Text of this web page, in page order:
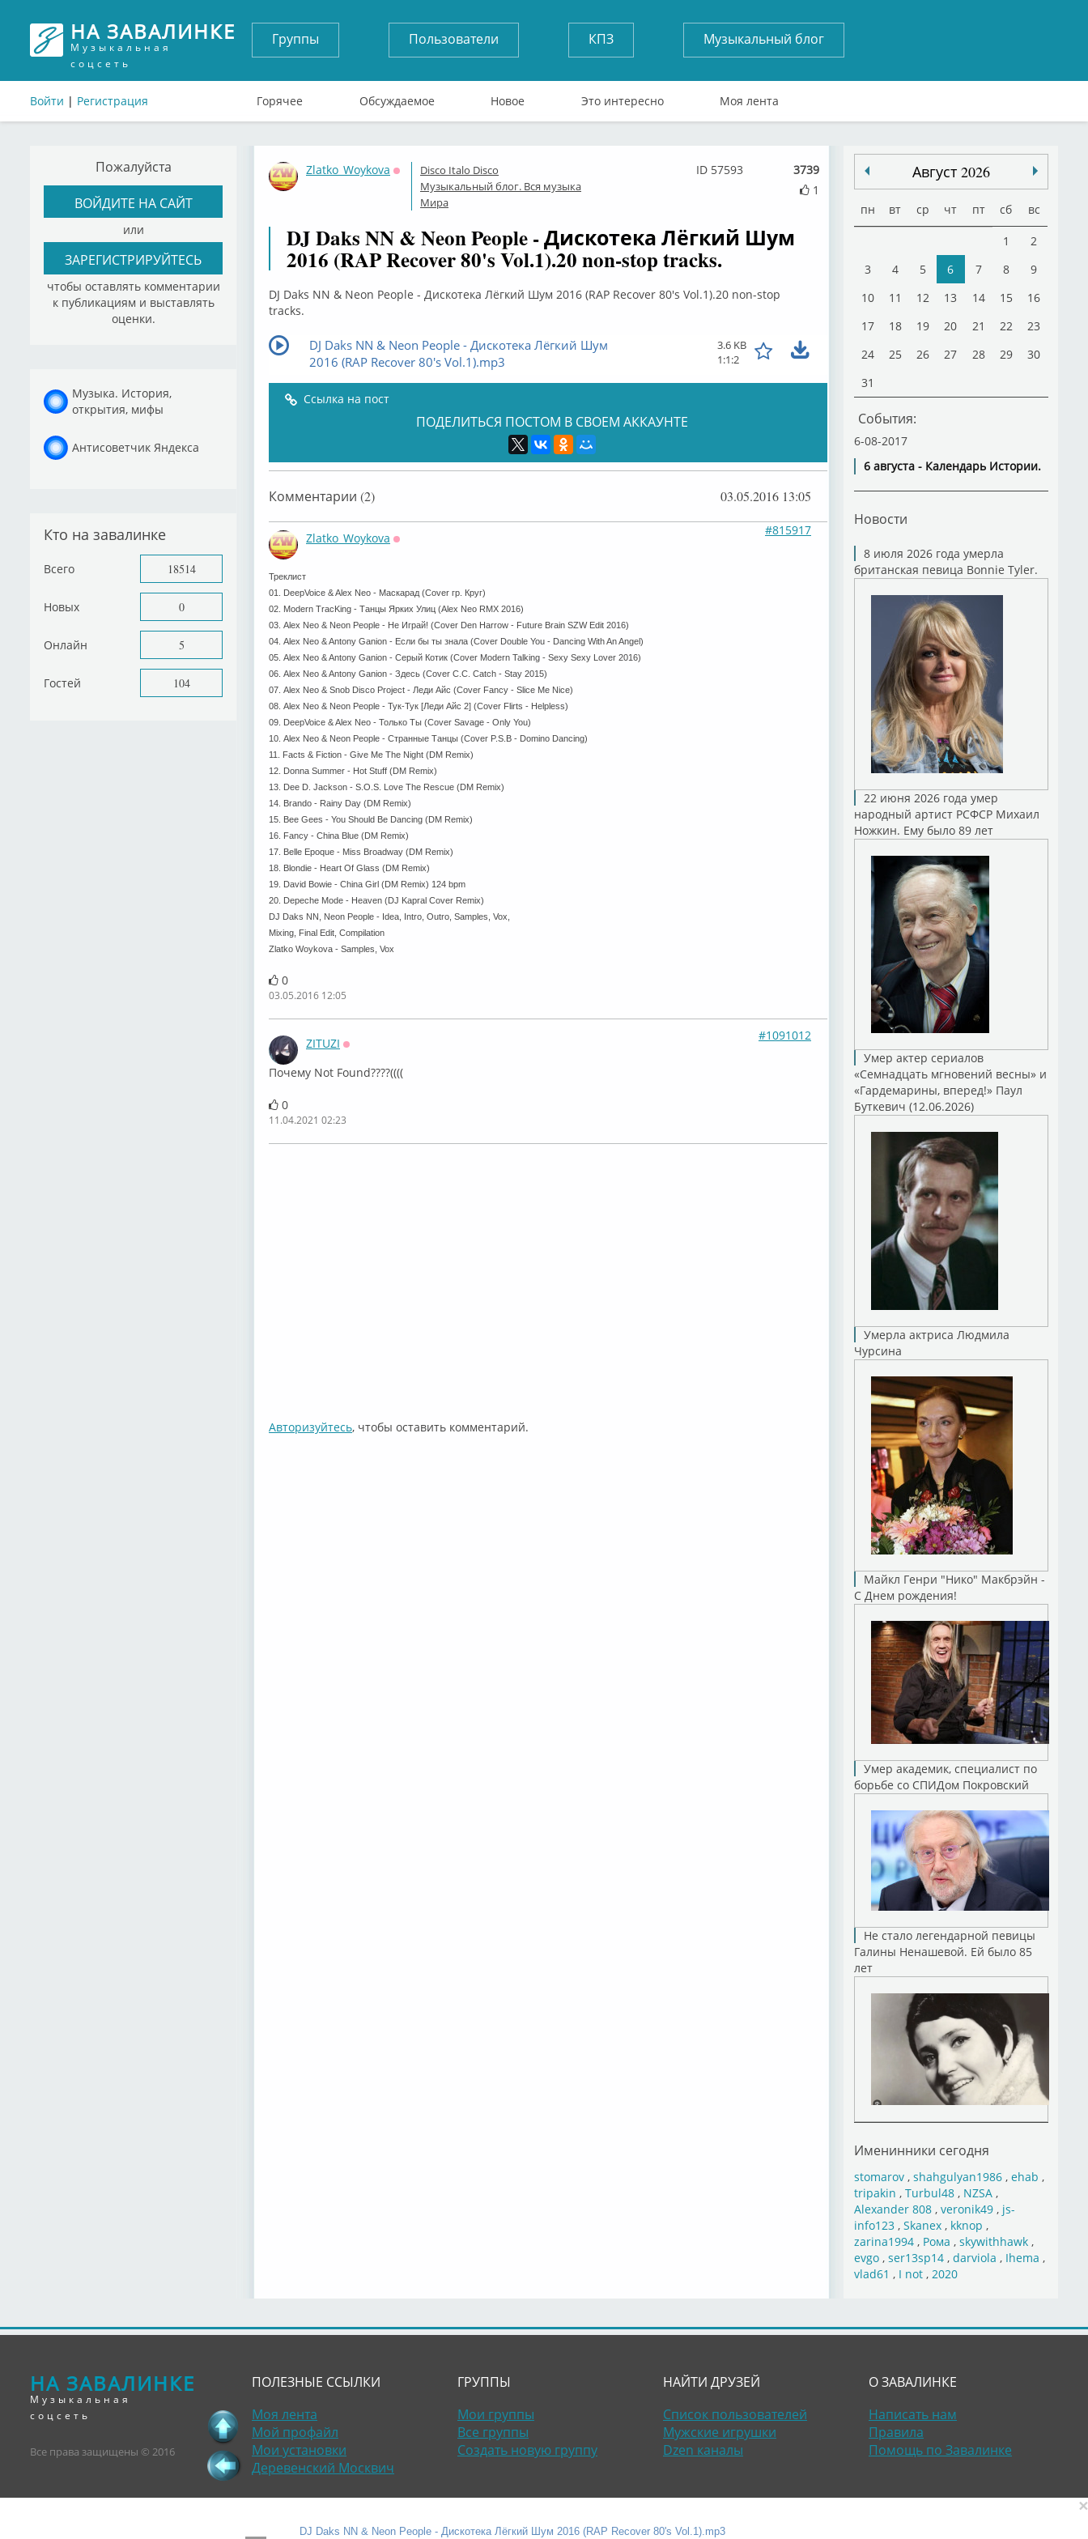
НА ЗАВАЛИНКЕ
Музыкальная
соцсеть
Войти | Регистрация
Группы Пользователи КПЗ Музыкальный блог
Горячее Обсуждаемое Новое Это интересно Моя лента
Пожалуйста
ВОЙДИТЕ НА САЙТ
или
ЗАРЕГИСТРИРУЙТЕСЬ
чтобы оставлять комментарии
к публикациям и выставлять
оценки.
Музыка. История,
открытия, мифы
Антисоветчик Яндекса
Кто на завалинке
Всего 18514
Новых 0
Онлайн 5
Гостей 104
Zlatko_Woykova
Оффлайн
Disco Italo Disco
Музыкальный блог. Вся музыка
Мира
3739
1
ID 57593
DJ Daks NN & Neon People - Дискотека Лёгкий Шум
2016 (RAP Recover 80's Vol.1).20 non-stop tracks.
DJ Daks NN & Neon People - Дискотека Лёгкий Шум 2016 (RAP Recover 80's Vol.1).20 non-stop
tracks.
DJ Daks NN & Neon People - Дискотека Лёгкий Шум
2016 (RAP Recover 80's Vol.1).mp3
3.6 KB
1:1:2
Ссылка на пост
ПОДЕЛИТЬСЯ ПОСТОМ В СВОЕМ АККАУНТЕ
Комментарии (2) 03.05.2016 13:05
Zlatko_Woykova
#815917
Треклист
01. DeepVoice & Alex Neo - Маскарад (Cover гр. Круг)
02. Modern TracKing - Танцы Ярких Улиц (Alex Neo RMX 2016)
03. Alex Neo & Neon People - Не Играй! (Cover Den Harrow - Future Brain SZW Edit 2016)
04. Alex Neo & Antony Ganion - Если бы ты знала (Cover Double You - Dancing With An Angel)
05. Alex Neo & Antony Ganion - Серый Котик (Cover Modern Talking - Sexy Sexy Lover 2016)
06. Alex Neo & Antony Ganion - Здесь (Cover C.C. Catch - Stay 2015)
07. Alex Neo & Snob Disco Project - Леди Айс (Cover Fancy - Slice Me Nice)
08. Alex Neo & Neon People - Тук-Тук [Леди Aйс 2] (Cover Flirts - Helpless)
09. DeepVoice & Alex Neo - Только Ты (Cover Savage - Only You)
10. Alex Neo & Neon People - Странные Танцы (Cover P.S.B - Domino Dancing)
11. Facts & Fiction - Give Me The Night (DM Remix)
12. Donna Summer - Hot Stuff (DM Remix)
13. Dee D. Jackson - S.O.S. Love The Rescue (DM Remix)
14. Brando - Rainy Day (DM Remix)
15. Bee Gees - You Should Be Dancing (DM Remix)
16. Fancy - China Blue (DM Remix)
17. Belle Epoque - Miss Broadway (DM Remix)
18. Blondie - Heart Of Glass (DM Remix)
19. David Bowie - China Girl (DM Remix) 124 bpm
20. Depeche Mode - Heaven (DJ Kapral Cover Remix)
DJ Daks NN, Neon People - Idea, Intro, Outro, Samples, Vox,
Mixing, Final Edit, Compilation
Zlatko Woykova - Samples, Vox
0
03.05.2016 12:05
ZITUZI
#1091012
Почему Not Found????((((
0
11.04.2021 02:23
Авторизуйтесь, чтобы оставить комментарий.
Август 2026
пн вт ср чт пт сб вс
1
2
3
4 5 6 7 8
9
10
11 12 13 14 15
16
17
18 19 20 21 22
23
24
25 26 27 28 29
30
31
События:
6-08-2017
6 августа - Календарь Истории.
Новости
8 июля 2026 года умерла
британская певица Bonnie Tyler.
22 июня 2026 года умер
народный артист РСФСР Михаил
Ножкин. Ему было 89 лет
Умер актер сериалов
«Семнадцать мгновений весны» и
«Гардемарины, вперед!» Паул
Буткевич (12.06.2026)
Умерла актриса Людмила
Чурсина
Майкл Генри "Нико" Макбрэйн -
С Днем рождения!
Умер академик, специалист по
борьбе со СПИДом Покровский
Не стало легендарной певицы
Галины Ненашевой. Ей было 85
лет
Именинники сегодня
stomarov, shahgulyan1986, ehab ,
tripakin , Turbul48, NZSA,
Alexander 808, veronik49, js-
info123, Skanex, kknop ,
zarina1994, Рома , skywithhawk,
evgo, ser13sp14, darviola , Ihema ,
vlad61 , I not, 2020
НА ЗАВАЛИНКЕ
Музыкальная
соцсеть
Все права защищены © 2016
ПОЛЕЗНЫЕ ССЫЛКИ
Моя лента
Мой профайл
Мои установки
Деревенский Москвич
ГРУППЫ
Мои группы
Все группы
Создать новую группу
НАЙТИ ДРУЗЕЙ
Список пользователей
Мужские игрушки
Dzen каналы
О ЗАВАЛИНКЕ
Написать нам
Правила
Помощь по Завалинке
×
DJ Daks NN & Neon People - Дискотека Лёгкий Шум 2016 (RAP Recover 80's Vol.1).mp3